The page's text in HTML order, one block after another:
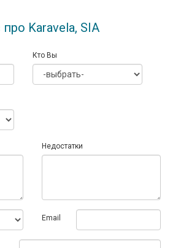
Karavela, SIA
Кто Вы
Недостатки
Email